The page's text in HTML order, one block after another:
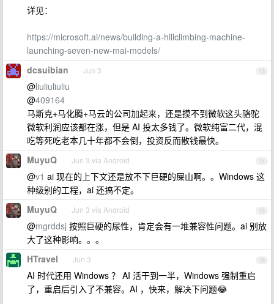
详见：
https://microsoft.ai/news/building-a-hillclimbing-machine-
launching-seven-new-mai-models/
13
dcsuibian Jun 3
@liuliuliuliu
@409164
马斯克+马化腾+马云的公司加起来，还是摸不到微软这头骆驼
微软利润应该都在涨，但是 AI 投太多钱了。微软纯富二代，混
吃等死吃老本几十年都不会倒，投资反而散钱最快。
14
MuyuQ Jun 3 via Android
@v1 ai 现在的上下文还是放不下巨硬的屎山啊。。Windows 这
种级别的工程，ai 还搞不定。
15
MuyuQ Jun 3 via Android
@mgrddsj 按照巨硬的尿性，肯定会有一堆兼容性问题。ai 别放
大了这种影响。。。
16
HTravel Jun 3
AI 时代还用 Windows ？ AI 活干到一半，Windows 强制重启
了，重启后引入了不兼容。AI ，快来，解决下问题😂